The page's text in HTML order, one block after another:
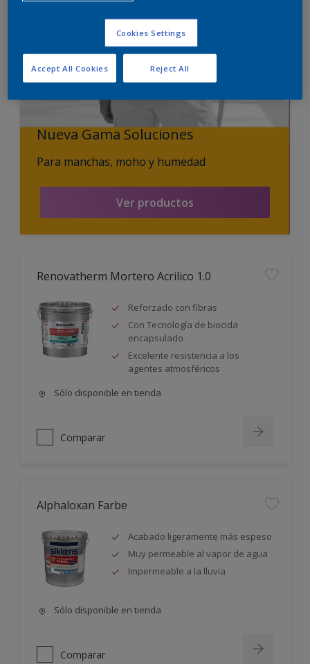
Nueva Gama Soluciones
Para manchas, moho y humedad
Ver productos
Renovatherm Mortero Acrilico 1.0
Reforzado con fibras
Con Tecnología de biocida
encapsulado
Excelente resistencia a los
agentes atmosféricos
Sólo disponible en tienda
Comparar
Alphaloxan Farbe
Acabado ligeramente más espeso
Muy permeable al vapor de agua
Impermeable a la lluvia
Sólo disponible en tienda
Comparar
Cookies Settings
Reject All
Accept All Cookies